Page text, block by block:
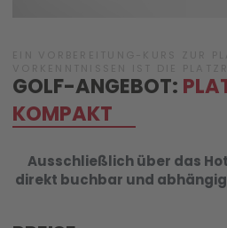
GOLF-ANGEBOT:
KOMPAKT
Ausschließlich über das
direkt buchbar und